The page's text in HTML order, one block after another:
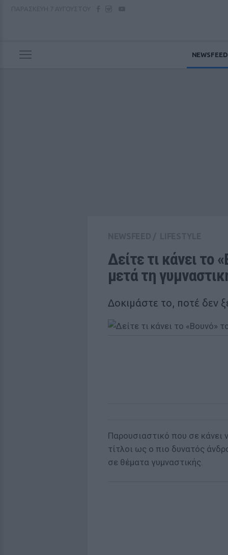
NEWSFEED
Δείτε τι κάνει το
μετά τη
Δοκιμάστε το, ποτέ δεν
Παρουσιαστικό που σε κάνει
τίτλοι ως ο πιο δυνατός
σε θέματα γυμναστικής.